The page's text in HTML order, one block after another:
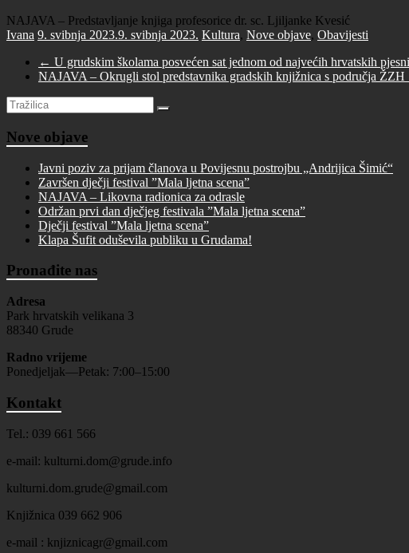
NAJAVA – Predstavljanje knjiga profesorice dr. sc. Ljiljanke Kvesić
Ivana 9. svibnja 2023.9. svibnja 2023. Kultura, Nove objave, Obavijesti
← U grudskim školama posvećen sat jednom od najvećih hrvatskih
NAJAVA – Okrugli stol predstavnika gradskih knjižnica s područja ŽZH
Nove objave
Javni poziv za prijam članova u Povijesnu postrojbu „Andrijica Šimić“
Završen dječji festival ”Mala ljetna scena”
NAJAVA – Likovna radionica za odrasle
Održan prvi dan dječjeg festivala ”Mala ljetna scena”
Dječji festival ”Mala ljetna scena”
Klapa Šufit oduševila publiku u Grudama!
Pronađite nas
Adresa
Park hrvatskih velikana 3
88340 Grude
Radno vrijeme
Ponedjeljak—Petak: 7:00–15:00
Kontakt
Tel.: 039 661 566
e-mail: kulturni.dom@grude.info
kulturni.dom.grude@gmail.com
Knjižnica 039 662 906
e-mail : knjiznicagr@gmail.com